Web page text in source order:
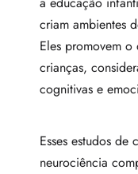
criam ambientes
Eles promovem o
crianças,
cognitivas e
Esses estudos de
neurociência